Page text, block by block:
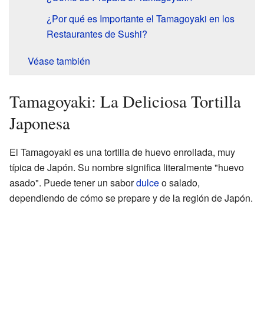
¿Por qué es Importante el Tamagoyaki en los
Restaurantes de Sushi?
Véase también
Tamagoyaki: La Deliciosa Tortilla
Japonesa
El Tamagoyaki es una tortilla de huevo enrollada, muy
típica de Japón. Su nombre significa literalmente "huevo
asado". Puede tener un sabordulceo salado,
dependiendo de cómo se prepare y de la región de Japón.